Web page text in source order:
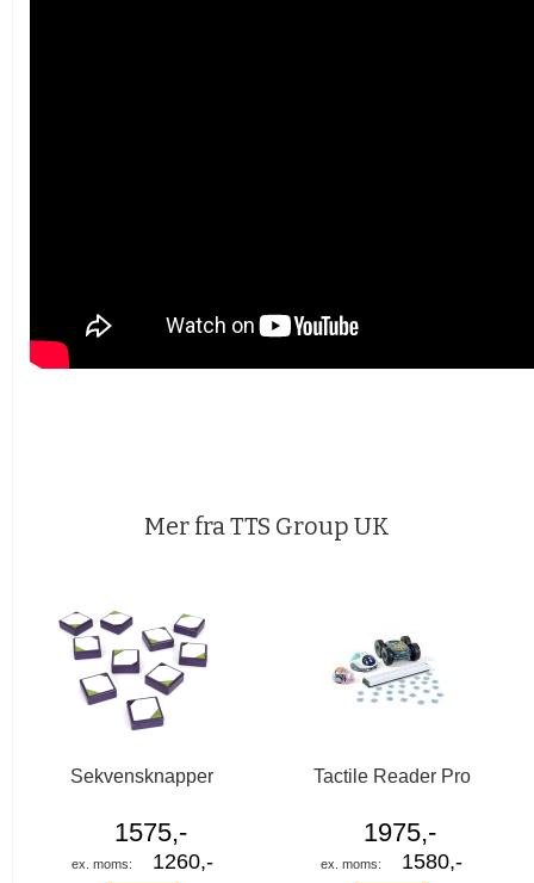
Mer fra TTS Group UK
Sekvensknapper
1575,-
1260,-
Tactile Reader Pro
1975,-
1580,-